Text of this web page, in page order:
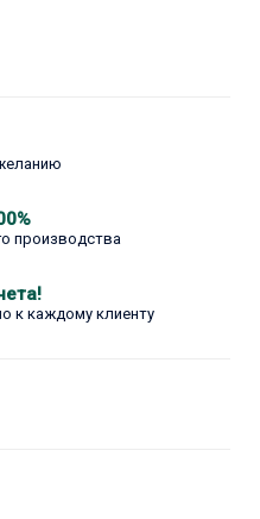
производства
к каждому клиенту